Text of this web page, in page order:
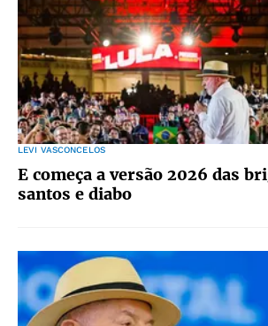
LEVI VASCONCELOS
E começa a versão 2026 das
santos e diabo